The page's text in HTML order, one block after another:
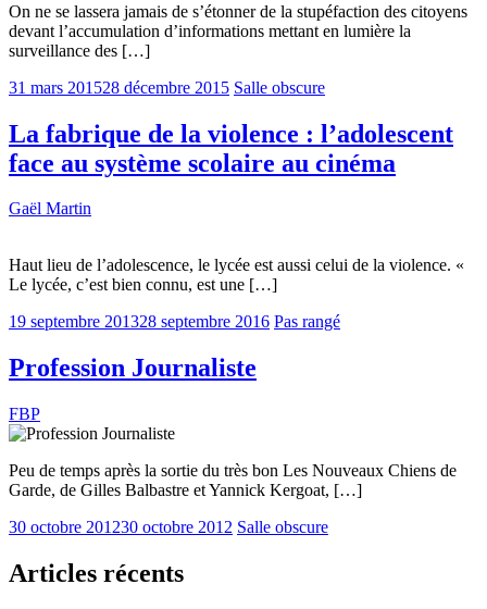
On ne se lassera jamais de s’étonner de la stupéfaction des citoyens
devant l’accumulation d’informations mettant en lumière la
surveillance des […]
31 mars 201528 décembre 2015 Salle obscure
La fabrique de la violence : l’adolescent
face au système scolaire au cinéma
Gaël Martin
Haut lieu de l’adolescence, le lycée est aussi celui de la violence. «
Le lycée, c’est bien connu, est une […]
19 septembre 201328 septembre 2016 Pas rangé
Profession Journaliste
FBP
Peu de temps après la sortie du très bon Les Nouveaux Chiens de
Garde, de Gilles Balbastre et Yannick Kergoat, […]
30 octobre 201230 octobre 2012 Salle obscure
Articles récents